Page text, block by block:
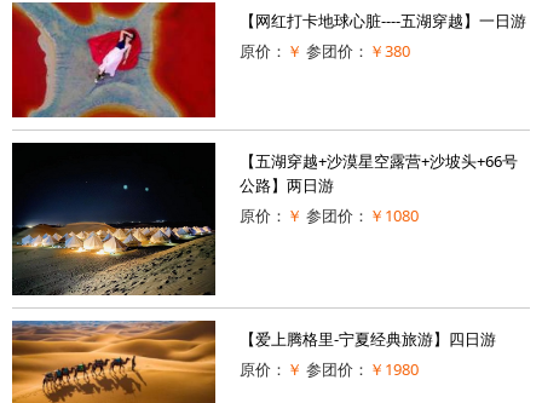
【网红打卡地球心脏----五湖穿越】一日游
原价： ￥ 参团价： ￥380
【五湖穿越+沙漠星空露营+沙坡头+66号
公路】两日游
原价： ￥ 参团价： ￥1080
【爱上腾格里-宁夏经典旅游】四日游
原价： ￥ 参团价： ￥1980